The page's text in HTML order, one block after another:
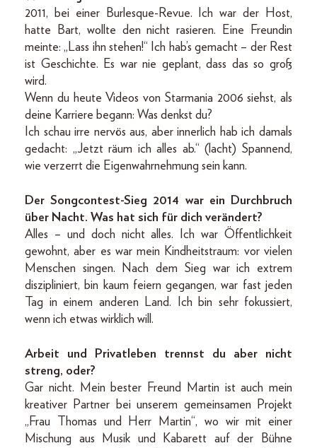
2011, bei einer Burlesque-Revue. Ich war der Host,
hatte Bart, wollte den nicht rasieren. Eine Freundin
meinte: „Lass ihn stehen!“ Ich hab’s gemacht – der Rest
ist Geschichte. Es war nie geplant, dass das so groß
wird.
Wenn du heute Videos von Starmania 2006 siehst, als
deine Karriere begann: Was denkst du?
Ich schau irre nervös aus, aber innerlich hab ich damals
gedacht: „Jetzt räum ich alles ab.“ (lacht) Spannend,
wie verzerrt die Eigenwahrnehmung sein kann.
Der Songcontest-Sieg 2014 war ein Durchbruch
über Nacht. Was hat sich für dich verändert?
Alles – und doch nicht alles. Ich war Öffentlichkeit
gewohnt, aber es war mein Kindheitstraum: vor vielen
Menschen singen. Nach dem Sieg war ich extrem
diszipliniert, bin kaum feiern gegangen, war fast jeden
Tag in einem anderen Land. Ich bin sehr fokussiert,
wenn ich etwas wirklich will.
Arbeit und Privatleben trennst du aber nicht
streng, oder?
Gar nicht. Mein bester Freund Martin ist auch mein
kreativer Partner bei unserem gemeinsamen Projekt
„Frau Thomas und Herr Martin“, wo wir mit einer
Mischung aus Musik und Kabarett auf der Bühne